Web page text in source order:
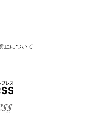
止について